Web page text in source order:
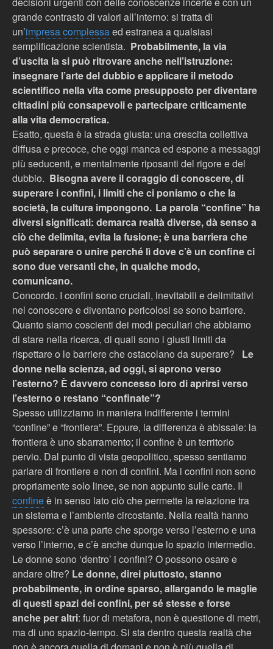
grande contrasto di valori all’interno: si tratta di
un’impresa complessaed estranea a qualsiasi
semplificazione scientista. Probabilmente, la via
d’uscita la si può ritrovare anche nell’istruzione:
insegnare l’arte del dubbio e applicare il metodo
scientifico nella vita come presupposto per diventare
cittadini più consapevoli e partecipare criticamente
alla vita democratica.
Esatto, questa è la strada giusta: una crescita collettiva
diffusa e precoce, che oggi manca ed espone a messaggi
più seducenti, e mentalmente riposanti del rigore e del
dubbio. Bisogna avere il coraggio di conoscere, di
superare i confini, i limiti che ci poniamo o che la
società, la cultura impongono. La parola “confine” ha
diversi significati: demarca realtà diverse, dà senso a
ciò che delimita, evita la fusione; è una barriera che
può separare o unire perché lì dove c’è un confine ci
sono due versanti che, in qualche modo,
comunicano.
Concordo. I confini sono cruciali, inevitabili e delimitativi
nel conoscere e diventano pericolosi se sono barriere.
Quanto siamo coscienti dei modi peculiari che abbiamo
di stare nella ricerca, di quali sono i giusti limiti da
rispettare o le barriere che ostacolano da superare?
Le
donne nella scienza, ad oggi, si aprono verso
l’esterno? È davvero concesso loro di aprirsi verso
l’esterno o restano “confinate”?
Spesso utilizziamo in maniera indifferente i termini
“confine” e “frontiera”. Eppure, la differenza è abissale: la
frontiera è uno sbarramento; il confineè un territorio
pervio. Dal punto di vista geopolitico, spesso sentiamo
parlare di frontiere e non di confini. Ma i confini non sono
propriamente solo linee, se non appunto sulle carte. Il
confineè in senso lato ciò che permette la relazione tra
un sistema e l’ambiente circostante. Nella realtà hanno
spessore: c’è una parte che sporge verso l’esterno e una
verso l’interno, e c’è anche dunque lo spazio intermedio.
Le donne sono ‘dentro’ i confini? O possono osare e
andare oltre? Le donne, direi piuttosto, stanno
probabilmente, in ordine sparso, allargando le maglie
di questi spazi dei confini, per sé stesse e forse
anche per altri: fuor di metafora, non è questione di metri,
ma di uno spazio-tempo. Si sta dentro questa realtà che